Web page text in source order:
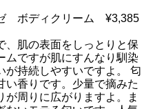
ボディクリーム ¥3,385
、肌の表面をしっとりと保
ムですが肌にすんなり馴染
が持続しやすいですよ。 匂
い香りです。少量で摘みた
周りに広がりますよ。ま